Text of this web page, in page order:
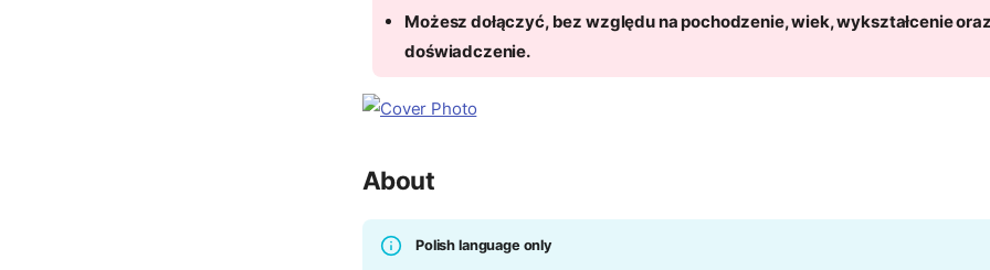
Możesz dołączyć, bez względu na pochodzenie, wiek, wykształcenie oraz
doświadczenie.
About
Polish language only